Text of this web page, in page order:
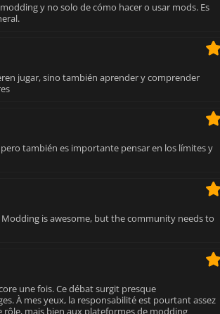
y no solo de cómo hacer o usar mods. Es
jugar, sino también aprender y comprender
también es importante pensar en los límites y
is awesome, but the community needs to
une fois. Ce débat surgit presque
À mes yeux, la responsabilité est pourtant assez
rôle, mais bien aux plateformes de modding